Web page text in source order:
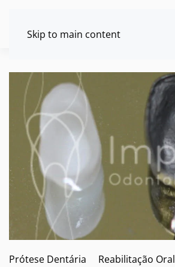
Skip to main content
Prótese Dentária Reabilitação Oral